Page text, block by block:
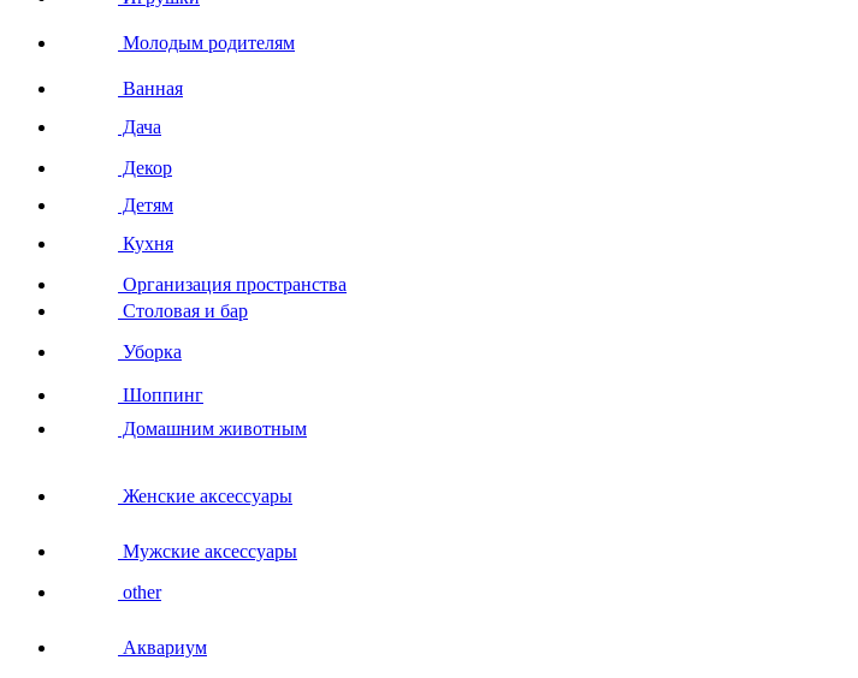
Молодым родителям
Ванная
Дача
Декор
Детям
Кухня
Организация пространства
Столовая и бар
Уборка
Шоппинг
Домашним животным
Женские аксессуары
Мужские аксессуары
other
Аквариум